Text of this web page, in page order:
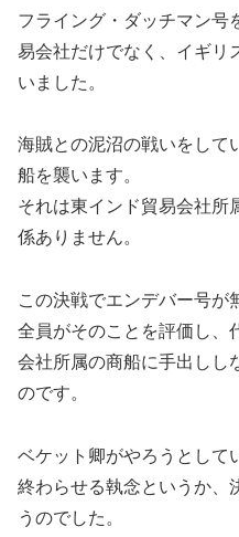
フライング・ダッチマン号
易会社だけでなく、イギリ
いました。
海賊との泥沼の戦いをして
船を襲います。
それは東インド貿易会社所
係ありません。
この決戦でエンデバー号が
全員がそのことを評価し、
会社所属の商船に手出しし
のです。
ベケット卿がやろうとして
終わらせる執念というか、
うのでした。